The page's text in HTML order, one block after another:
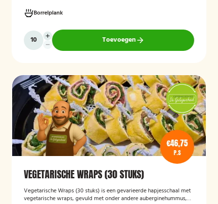
smaakvolle vegetarische snacks en biedt een afwisselend
assortiment voor gasten die geen vlees eten.
Borrelplank
Toevoegen
€46,75
P.S
VEGETARISCHE WRAPS (30 STUKS)
Vegetarische Wraps (30 stuks) is een gevarieerde hapjesschaal met
vegetarische wraps, gevuld met onder andere auberginehummus,